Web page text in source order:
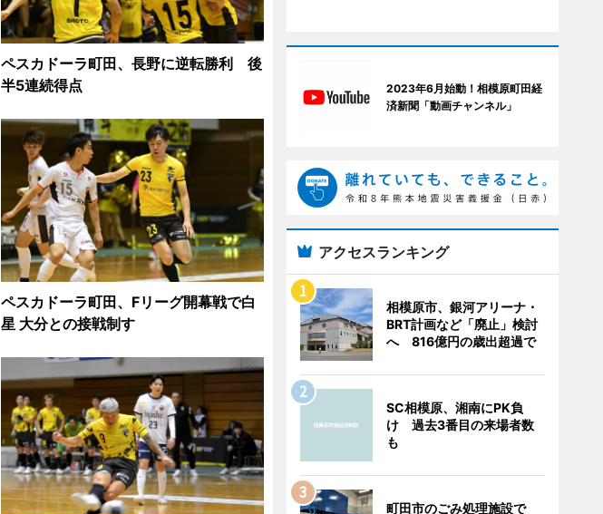
ペスカドーラ町田、長野に逆転勝利 後
半5連続得点
ペスカドーラ町田、Fリーグ開幕戦で白
星 大分との接戦制す
2023年6月始動！相模原町田経
済新聞「動画チャンネル」
アクセスランキング
相模原市、銀河アリーナ・
BRT計画など「廃止」検討
へ 816億円の歳出超過で
SC相模原、湘南にPK負
け 過去3番目の来場者数
も
町田市のごみ処理施設で